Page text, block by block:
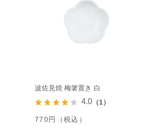
波佐見焼 梅箸置き 白
4.0 （1）
770円（税込）